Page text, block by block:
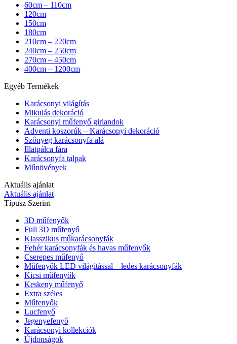
60cm – 110cm
120cm
150cm
180cm
210cm – 220cm
240cm – 250cm
270cm – 450cm
400cm – 1200cm
Egyéb Termékek
Karácsonyi világítás
Mikulás dekoráció
Karácsonyi műfenyő girlandok
Adventi koszorúk – Karácsonyi dekoráció
Szőnyeg karácsonyfa alá
Illatpálca fára
Karácsonyfa talpak
Műnövények
Aktuális ajánlat
Aktuális ajánlat
Típusz Szerint
3D műfenyők
Full 3D műfenyő
Klasszikus műkarácsonyfák
Fehér karácsonyfák és havas műfenyők
Cserepes műfenyő
Műfenyők LED világítással – ledes karácsonyfák
Kicsi műfenyők
Keskeny műfenyő
Extra széles
Műfenyők
Lucfenyő
Jegenyefenyő
Karácsonyi kollekciók
Újdonságok